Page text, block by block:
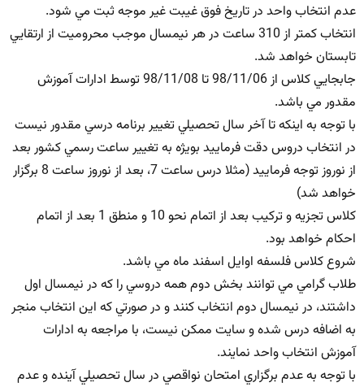
عدم انتخاب واحد در تاريخ فوق غيبت غير موجه ثبت مي شود.
انتخاب كمتر از 310 ساعت در هر نيمسال موجب محروميت از ارتقايي
تابستان خواهد شد.
جابجايي كلاس از 98/11/06 تا 98/11/08 توسط ادارات آموزش
مقدور مي باشد.
با توجه به اينكه تا آخر سال تحصيلي تغيير برنامه درسي مقدور نيست
در انتخاب دروس دقت فرماييد بويژه به تغيير ساعت رسمي كشور بعد
از نوروز توجه فرماييد (مثلا درس ساعت 7، بعد از نوروز ساعت 8 برگزار
خواهد شد)
كلاس تجزيه و تركيب بعد از اتمام نحو 10 و منطق 1 بعد از اتمام
احكام خواهد بود.
شروع كلاس فلسفه اوايل اسفند ماه مي باشد.
طلاب گرامي مي توانند بخش دوم همه دروسي را كه در نيمسال اول
داشتند، در نيمسال دوم انتخاب كنند و در صورتي كه اين انتخاب منجر
به اضافه درس شده و سايت ممكن نيست، با مراجعه به ادارات
آموزش انتخاب واحد نمايند.
با توجه به عدم برگزاري امتحان نواقصي در سال تحصيلي آينده و عدم